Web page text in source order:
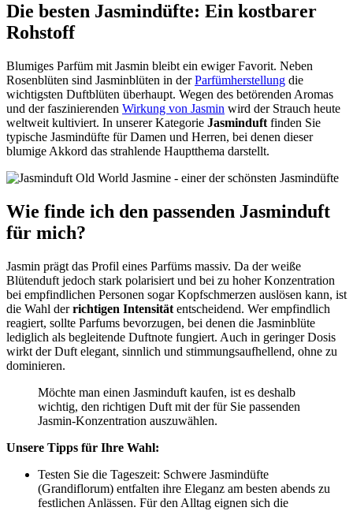
Die besten Jasmindüfte: Ein kostbarer
Rohstoff
Blumiges Parfüm mit Jasmin bleibt ein ewiger Favorit. Neben
Rosenblüten sind Jasminblüten in derParfümherstellung die
wichtigsten Duftblüten überhaupt. Wegen des betörenden Aromas
und der faszinierenden Wirkung von Jasmin wird der Strauch heute
weltweit kultiviert. In unserer Kategorie Jasminduft finden Sie
typische Jasmindüfte für Damen und Herren, bei denen dieser
blumige Akkord das strahlende Hauptthema darstellt.
Wie finde ich den passenden Jasminduft
für mich?
Jasmin prägt das Profil eines Parfüms massiv. Da der weiße
Blütenduft jedoch stark polarisiert und bei zu hoher Konzentration
bei empfindlichen Personen sogar Kopfschmerzen auslösen kann, ist
die Wahl derrichtigen Intensität entscheidend. Wer empfindlich
reagiert, sollte Parfums bevorzugen, bei denen die Jasminblüte
lediglich als begleitende Duftnote fungiert. Auch in geringer Dosis
wirkt der Duft elegant, sinnlich und stimmungsaufhellend, ohne zu
dominieren.
Möchte man einen Jasminduft kaufen, ist es deshalb
wichtig, den richtigen Duft mit der für Sie passenden
Jasmin-Konzentration auszuwählen.
Unsere Tipps für Ihre Wahl:
Testen Sie die Tageszeit: Schwere Jasmindüfte
(Grandiflorum) entfalten ihre Eleganz am besten abends zu
festlichen Anlässen. Für den Alltag eignen sich die